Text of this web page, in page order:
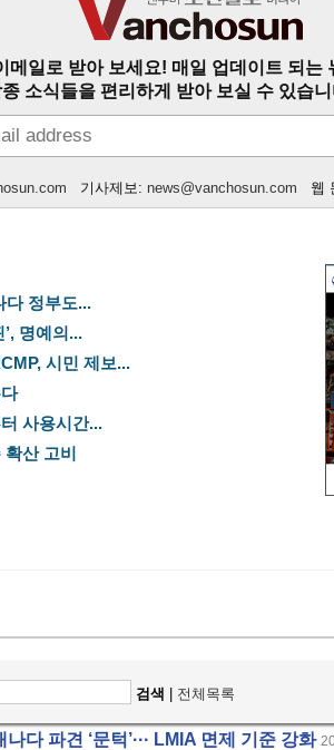
메일로 받아 보세요! 매일 업데이트 되는
소식들을 편리하게 받아 보실 수 있습
기사제보: news@vanchosun.com 웹
다 정부도...
명예의...
시민 제보...
사용시간...
산 고비
검색 전체목록
다 파견 ‘문턱’··· LMIA 면제 기준 강화